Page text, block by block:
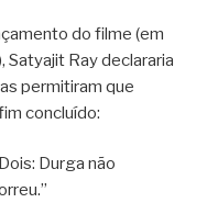
do filme (em
Satyajit Ray declararia
permitiram que
concluído:
Durga não